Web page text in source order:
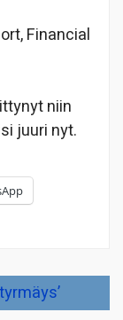
niin
juuri nyt.